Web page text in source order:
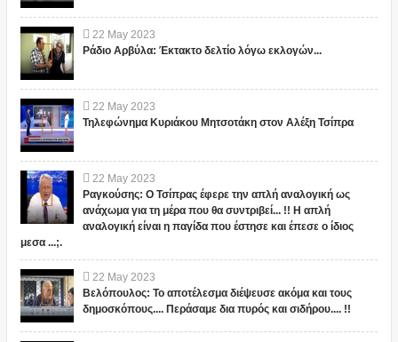
22 May 2023
Ράδιο Αρβύλα: Έκτακτο δελτίο λόγω εκλογών...
22 May 2023
Τηλεφώνημα Κυριάκου Μητσοτάκη στον Αλέξη Τσίπρα
22 May 2023
Ραγκούσης: Ο Τσίπρας έφερε την απλή αναλογική ως
ανάχωμα για τη μέρα που θα συντριβεί... !! Η απλή
αναλογική είναι η παγίδα που έστησε και έπεσε ο ίδιος
μεσα ...;.
22 May 2023
Βελόπουλος: Το αποτέλεσμα διέψευσε ακόμα και τους
δημοσκόπους.... Περάσαμε δια πυρός και σιδήρου.... !!